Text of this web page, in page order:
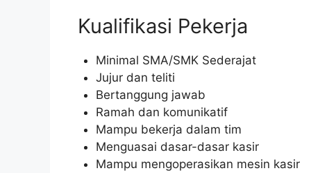
Kualifikasi Pekerja
Minimal SMA/SMK Sederajat
Jujur dan teliti
Bertanggung jawab
Ramah dan komunikatif
Mampu bekerja dalam tim
Menguasai dasar-dasar kasir
Mampu mengoperasikan mesin kasir